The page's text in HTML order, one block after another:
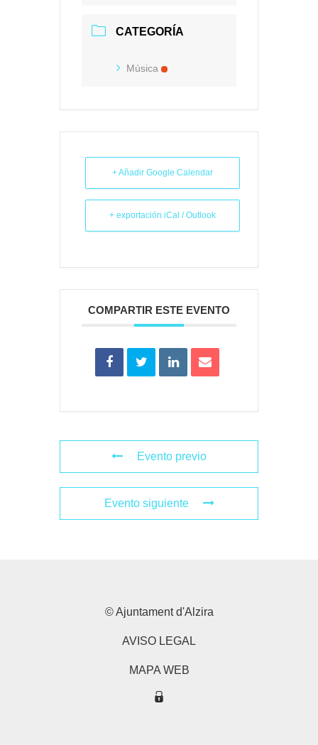
CATEGORÍA
Música
+ Añadir Google Calendar
+ exportación iCal / Outlook
COMPARTIR ESTE EVENTO
Evento previo
Evento siguiente
© Ajuntament d'Alzira
AVISO LEGAL
MAPA WEB